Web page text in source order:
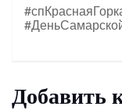
Добавить